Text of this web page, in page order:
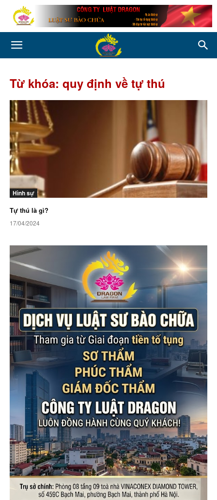
Từ khóa: quy định về tự thú
Hình sự
Tự thú là gì?
17/04/2024